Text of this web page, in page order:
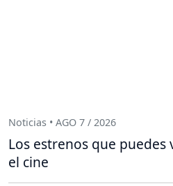
Noticias • AGO 7 / 2026
Los estrenos que puedes
el cine